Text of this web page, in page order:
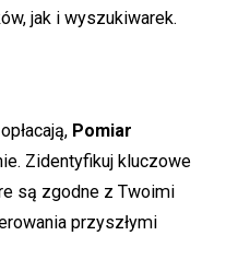
jak i wyszukiwarek.
Pomiar
Zidentyfikuj kluczowe
są zgodne z Twoimi
przyszłymi